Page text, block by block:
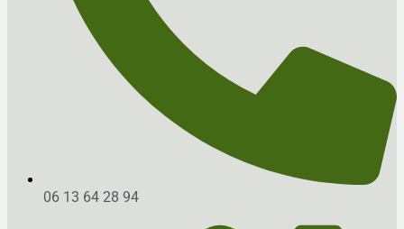
06 13 64 28 94